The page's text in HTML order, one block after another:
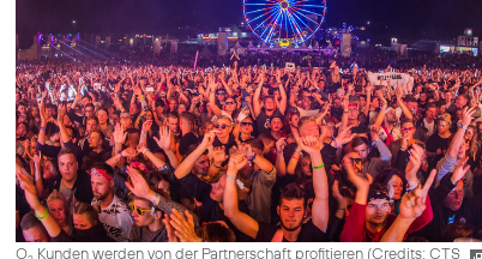
O Kunden werden von der Partnerschaft profitieren (Credits: CTS